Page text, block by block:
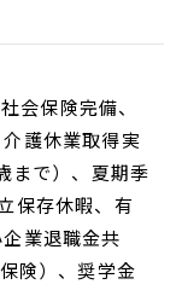
会保険完備、
護休業取得実
まで）、夏期季
保存休暇、有
業退職金共
険）、奨学金